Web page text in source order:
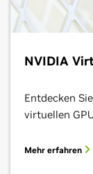
NVIDIA
Entdecken
virtuellen
Mehr erfahren